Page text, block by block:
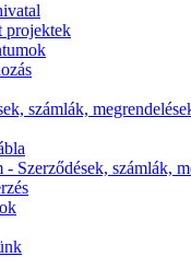
projektek
számlák,
Szerződések, számlák,